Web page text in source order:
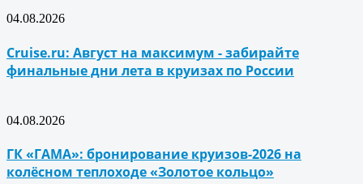
04.08.2026
Cruise.ru: Август на максимум - забирайте
финальные дни лета в круизах по России
04.08.2026
ГК «ГАМА»: бронирование круизов-2026 на
колёсном теплоходе «Золотое кольцо»